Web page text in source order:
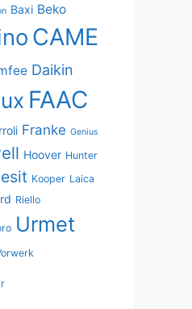
Baxi Beko
CAME
Daikin
FAAC
Franke Genius
Hoover Hunter
Kooper Laica
Riello
Urmet